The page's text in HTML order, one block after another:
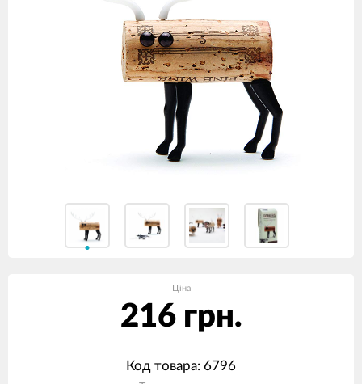
Ціна
216 грн.
Код товара: 6796